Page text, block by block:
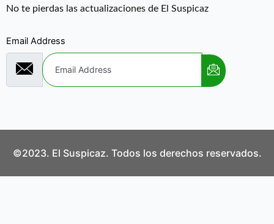
No te pierdas las actualizaciones de El Suspicaz
Email Address
©2023. El Suspicaz. Todos los derechos reservados.